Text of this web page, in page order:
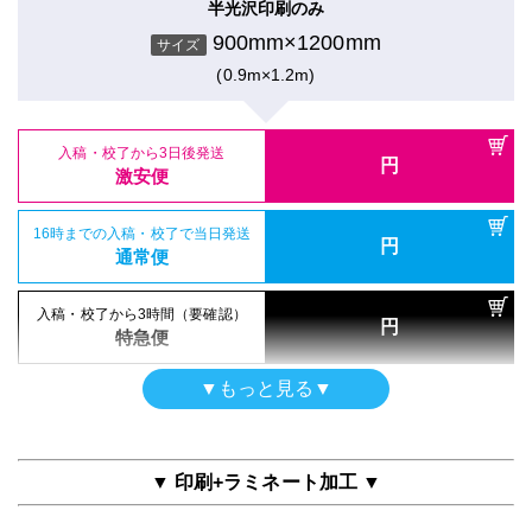
半光沢印刷のみ
サイズ 900mm×1200mm
(0.9m×1.2m)
入稿・校了から3日後発送
激安便 円
16時までの入稿・校了で当日発送
通常便 円
入稿・校了から3時間（要確認）
特急便 円
ポスター
サイズ 900mm×1200mm
(0.9m×1.2m)
▼もっと見る▼
▼ 印刷+ラミネート加工 ▼